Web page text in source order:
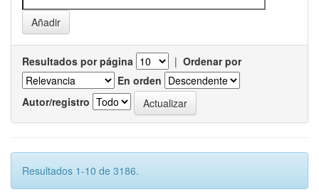
Resultados por página | Ordenar por
En orden
Autor/registro
Resultados 1-10 de 3186.